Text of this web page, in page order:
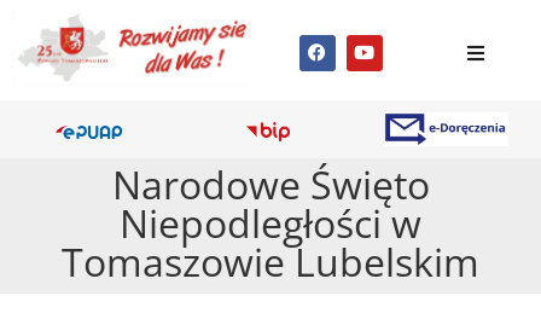
Narodowe Święto
Niepodległości w
Tomaszowie Lubelskim